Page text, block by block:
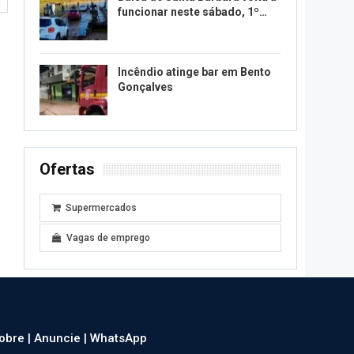
funcionar neste sábado, 1º…
Incêndio atinge bar em Bento
Gonçalves
Ofertas
Supermercados
Vagas de emprego
|Anuncie |WhatsApp